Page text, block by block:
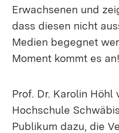
Erwachsenen und
dass diesen nicht
Medien begegnet
Moment kommt es an!
Prof. Dr. Karolin Höhl
Hochschule
Publikum dazu, die